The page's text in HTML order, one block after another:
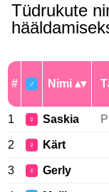
Tüdrukute
# ♂ Nimi
1 ♀ Saskia
2 ♀ Kärt
3 ♀ Gerly